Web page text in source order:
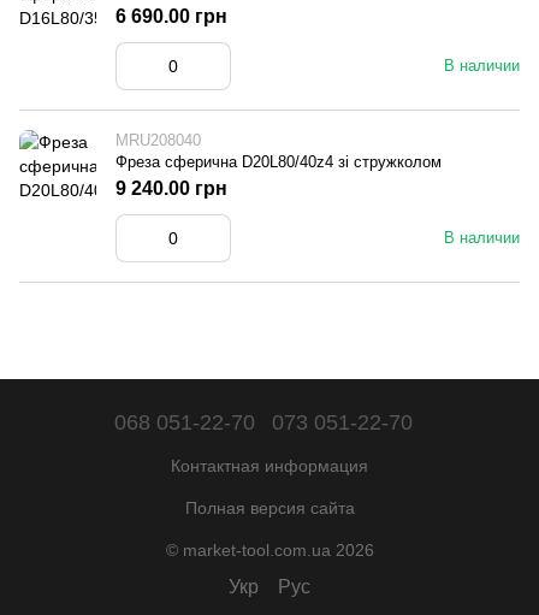
В наличии
6 690.00 грн
MRU208040
Фреза сферична D20L80/40z4 зі стружколом
В наличии
9 240.00 грн
068 051-22-70 073 051-22-70
Контактная информация
Полная версия сайта
© market-tool.com.ua 2026
Укр Рус